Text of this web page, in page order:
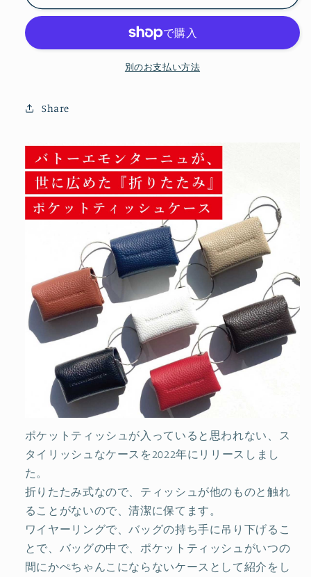
フ
ン
ポ
ケ
ッ
ト
シ
ュ
ケ
ー
ャ
パ
レ
ザ
日
本
製
の
数
フ
ポ
ケ
ッ
ト
ィ
ッ
シ
ュ
ー
ス
ジ
ャ
パ
レ
ザ
日
本
製
の
数
別のお支払い方法
Share
ポケットティッシュが入っていると思われない、ス
タイリッシュなケースを2022年にリリースしまし
た。
折りたたみ式なので、ティッシュが他のものと触れ
ることがないので、清潔に保てます。
ワイヤーリングで、バッグの持ち手に吊り下げるこ
とで、バッグの中で、ポケットティッシュがいつの
間にかぺちゃんこにならないケースとして紹介をし